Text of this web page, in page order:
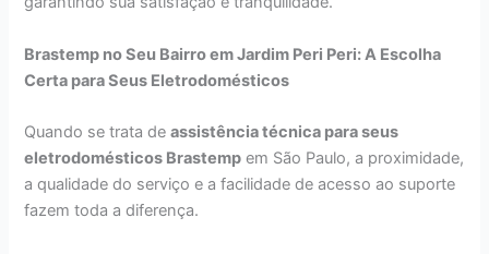
Brastemp no Seu Bairro em Jardim Peri Peri: A Escolha
Certa para Seus Eletrodomésticos
Quando se trata deassistência técnica para seus
eletrodomésticos Brastemp em São Paulo, a proximidade,
a qualidade do serviço e a facilidade de acesso ao suporte
fazem toda a diferença.